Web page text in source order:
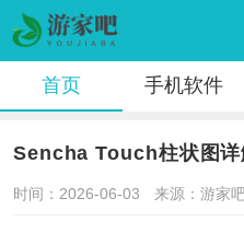
首页 手机软件
Sencha Touch柱状图详
时间：2026-06-03 来源：游家